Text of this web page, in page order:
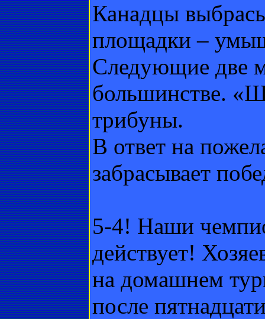
Канадцы
площадки –
Следующие две
большинстве.
трибуны.
В ответ на
забрасывает
5-4! Наши
действует!
на домашнем
после